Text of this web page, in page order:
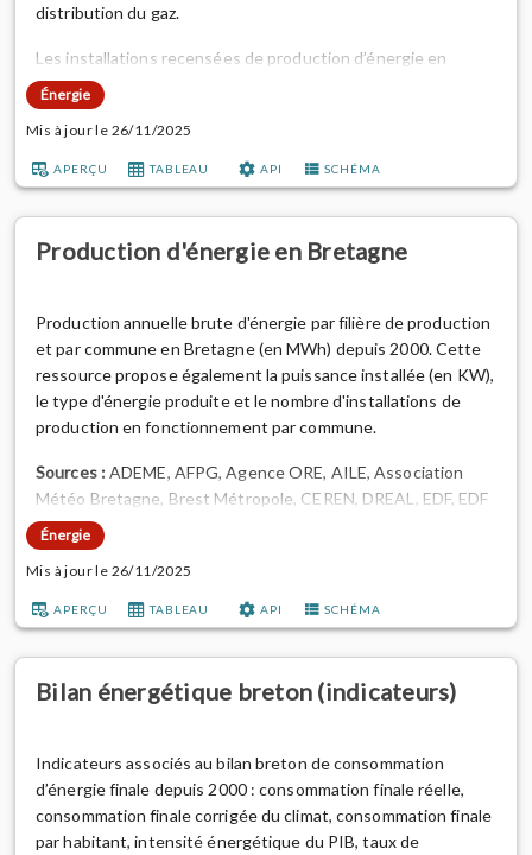
distribution du gaz.
Les installations recensées de production d’énergie en
Bretagne sont issues de différentes filières : les chaufferies
bois (production d’électricité et de chaleur), les éoliennes
terrestres et en mer (production d’électricité), les
installations fossiles (production d’électricité et de chaleur)...
Énergie
Mis à jour le 26/11/2025
APERÇU TABLEAU API SCHÉMA
Production d'énergie en Bretagne
Production annuelle brute d'énergie par filière de production
et par commune en Bretagne (en MWh) depuis 2000. Cette
ressource propose également la puissance installée (en KW),
le type d'énergie produite et le nombre d'installations de
production en fonctionnement par commune.
Sources :ADEME, AFPG, Agence ORE, AILE, Association
Météo Bretagne, Brest Métropole, CEREN, DREAL, EDF, EDF
SEI, Enedis, Fibois, GRDF, GRT Gaz, INSEE, Observ'ER, ODRE,
OEB, Oréol, Registre ICPE, Rennes Métropole, SDES, SINOE,
Solagro, Uniclima.
Aller plus loin :consulter la datavisualisation
Énergie
Mis à jour le 26/11/2025
APERÇU TABLEAU API SCHÉMA
Bilan énergétique breton (indicateurs)
Indicateurs associés au bilan breton de consommation
d’énergie finale depuis 2000 : consommation finale réelle,
consommation finale corrigée du climat, consommation finale
par habitant, intensité énergétique du PIB, taux de